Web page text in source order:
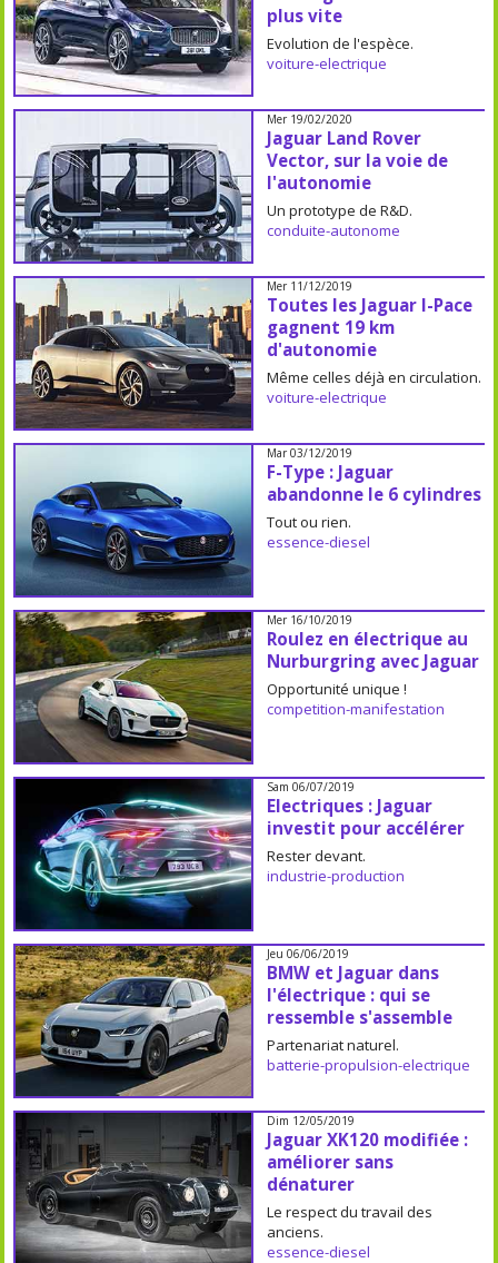
plus vite
Evolution de l'espèce.
voiture-electrique
Mer 19/02/2020
Jaguar Land Rover
Vector, sur la voie de
l'autonomie
Un prototype de R&D.
conduite-autonome
Mer 11/12/2019
Toutes les Jaguar I-Pace
gagnent 19 km
d'autonomie
Même celles déjà en circulation.
voiture-electrique
Mar 03/12/2019
F-Type : Jaguar
abandonne le 6 cylindres
Tout ou rien.
essence-diesel
Mer 16/10/2019
Roulez en électrique au
Nurburgring avec Jaguar
Opportunité unique !
competition-manifestation
Sam 06/07/2019
Electriques : Jaguar
investit pour accélérer
Rester devant.
industrie-production
Jeu 06/06/2019
BMW et Jaguar dans
l'électrique : qui se
ressemble s'assemble
Partenariat naturel.
batterie-propulsion-electrique
Dim 12/05/2019
Jaguar XK120 modifiée :
améliorer sans
dénaturer
Le respect du travail des
anciens.
essence-diesel